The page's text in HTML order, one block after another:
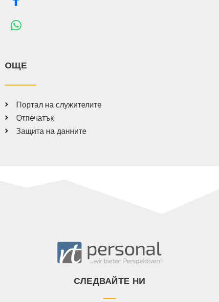
ОЩЕ
Портал на служителите
Отпечатък
Защита на данните
СЛЕДВАЙТЕ НИ